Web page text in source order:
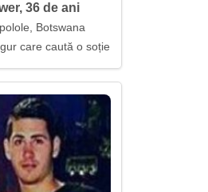
36 de ani
Botswana
care caută o soție